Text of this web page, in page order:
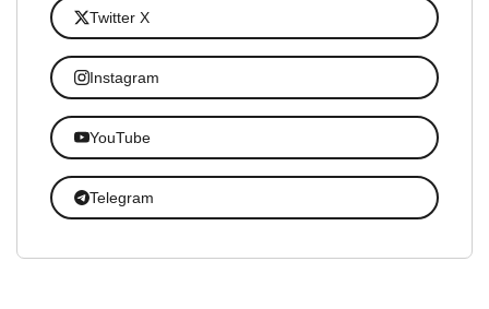
Twitter X
Instagram
YouTube
Telegram